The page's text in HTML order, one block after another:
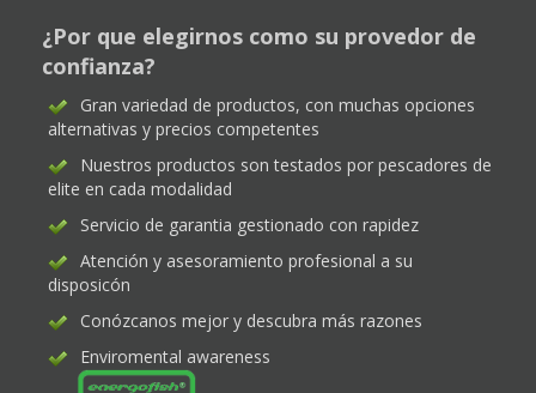
¿Por que elegirnos como su provedor de
confianza?
Gran variedad de productos, con muchas opciones
alternativas y precios competentes
Nuestros productos son testados por pescadores de
elite en cada modalidad
Servicio de garantia gestionado con rapidez
Atención y asesoramiento profesional a su
disposicón
Conózcanos mejor y descubra más razones
Enviromental awareness